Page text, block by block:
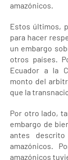
amazónicos.
Estos últimos,
para hacer
un embargo
otros países.
Ecuador a la
monto del
que la
Por otro lado,
embargo de
antes
amazónicos.
amazónicos